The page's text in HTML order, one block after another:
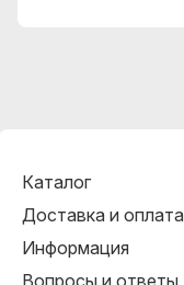
Каталог
Доставка и оплата
Информация
Вопросы и ответы